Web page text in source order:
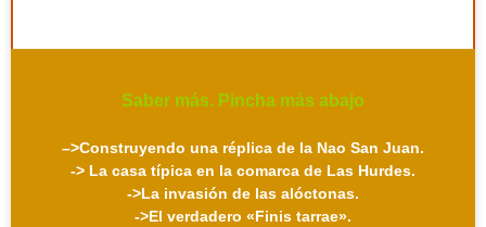
Saber más. Pincha más abajo
–>Construyendo una réplica de la Nao San Juan.
-> La casa típica en la comarca de Las Hurdes.
->La invasión de las alóctonas.
->El verdadero «Finis tarrae».